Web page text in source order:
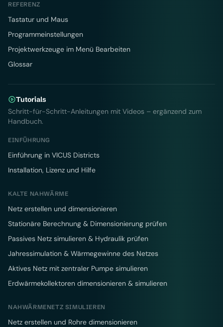
REFERENZ
Tastatur und Maus
Programmeinstellungen
Projektwerkzeuge im Menü Bearbeiten
Glossar
Tutorials
Schritt-für-Schritt-Anleitungen mit Videos – ergänzend zum
Handbuch.
EINFÜHRUNG
Einführung in VICUS Districts
Installation, Lizenz und Hilfe
KALTE NAHWÄRME
Netz erstellen und dimensionieren
Stationäre Berechnung & Dimensionierung prüfen
Passives Netz simulieren & Hydraulik prüfen
Jahressimulation & Wärmegewinne des Netzes
Aktives Netz mit zentraler Pumpe simulieren
Erdwärmekollektoren dimensionieren & simulieren
NAHWÄRMENETZ SIMULIEREN
Netz erstellen und Rohre dimensionieren